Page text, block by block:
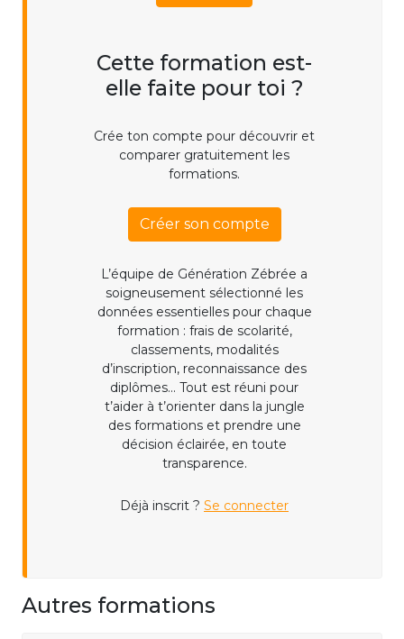
Cette formation est-
elle faite pour toi ?
Crée ton compte pour découvrir et
comparer gratuitement les
formations.
Créer son compte
L’équipe de Génération Zébrée a
soigneusement sélectionné les
données essentielles pour chaque
formation : frais de scolarité,
classements, modalités
d’inscription, reconnaissance des
diplômes... Tout est réuni pour
t’aider à t’orienter dans la jungle
des formations et prendre une
décision éclairée, en toute
transparence.
Déjà inscrit ? Se connecter
Autres formations